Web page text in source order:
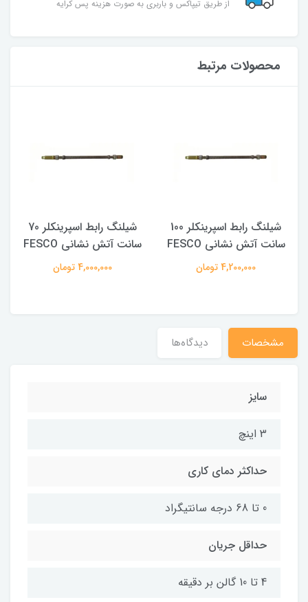
از طریق تیپاکس و باربری به صورت هزینه پس کرایه
محصولات مرتبط
شیلنگ رابط اسپرینکلر 100
سانت آتش نشانی FESCO
4,200,000 تومان
شیلنگ رابط اسپرینکلر 70
سانت آتش نشانی FESCO
4,000,000 تومان
مشخصات دیدگاه‌ها
سایز
3 اینچ
حداکثر دمای کاری
0 تا 68 درجه سانتیگراد
حداقل جریان
4 تا 10 گالن بر دقیقه